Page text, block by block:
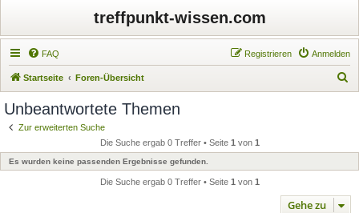
treffpunkt-wissen.com
FAQ Anmelden
Registrieren
Startseite Foren-Übersicht
e
Unbeantwortete Themen
Zur erweiterten Suche
Die Suche ergab 0 Treffer • Seite 1 von 1
Es wurden keine passenden Ergebnisse gefunden.
Die Suche ergab 0 Treffer • Seite 1 von 1
Gehe zu